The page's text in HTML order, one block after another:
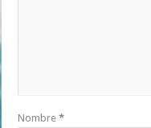
Nombre*